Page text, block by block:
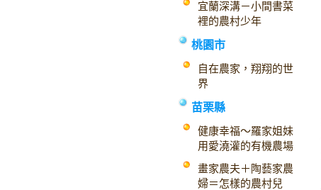
宜蘭深溝－小間書菜
裡的農村少年
桃園市
自在農家，翔翔的世
界
苗栗縣
健康幸福～羅家姐妹
用愛澆灌的有機農場
畫家農夫＋陶藝家農
婦＝怎樣的農村兒